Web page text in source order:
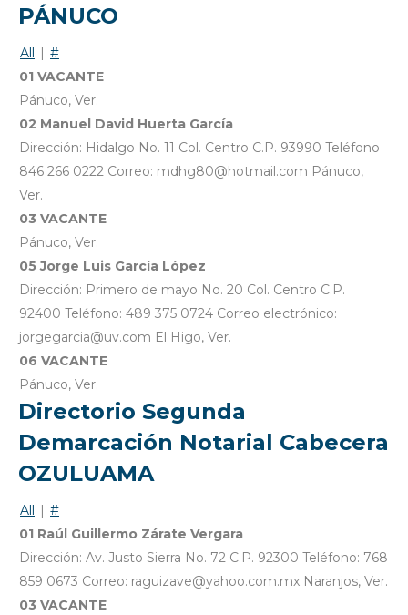
PÁNUCO
All | #
01 VACANTE
Pánuco, Ver.
02 Manuel David Huerta García
Dirección: Hidalgo No. 11 Col. Centro C.P. 93990 Teléfono
846 266 0222 Correo: mdhg80@hotmail.com Pánuco,
Ver.
03 VACANTE
Pánuco, Ver.
05 Jorge Luis García López
Dirección: Primero de mayo No. 20 Col. Centro C.P.
92400 Teléfono: 489 375 0724 Correo electrónico:
jorgegarcia@uv.com El Higo, Ver.
06 VACANTE
Pánuco, Ver.
Directorio Segunda
Demarcación Notarial Cabecera
OZULUAMA
All | #
01 Raúl Guillermo Zárate Vergara
Dirección: Av. Justo Sierra No. 72 C.P. 92300 Teléfono: 768
859 0673 Correo: raguizave@yahoo.com.mx Naranjos, Ver.
03 VACANTE